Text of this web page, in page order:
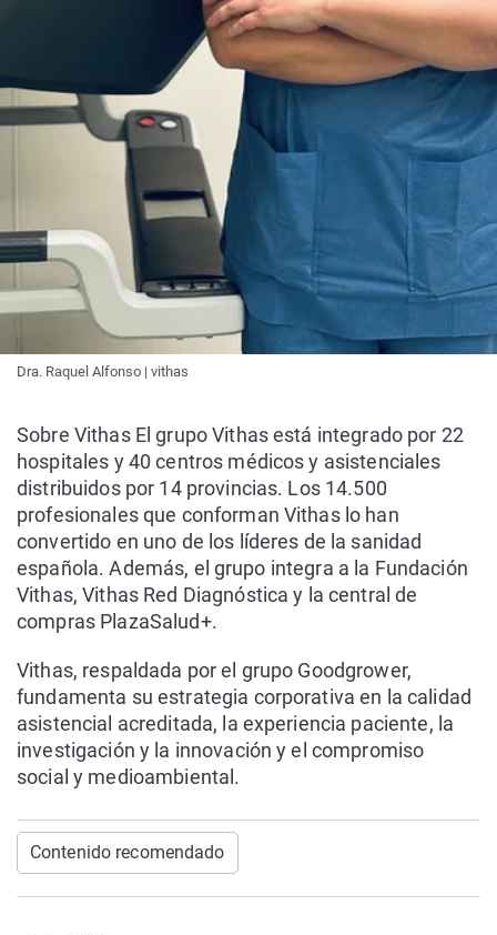
Dra. Raquel Alfonso | vithas
Sobre Vithas El grupo Vithas está integrado por 22
hospitales y 40 centros médicos y asistenciales
distribuidos por 14 provincias. Los 14.500
profesionales que conforman Vithas lo han
convertido en uno de los líderes de la sanidad
española. Además, el grupo integra a la Fundación
Vithas, Vithas Red Diagnóstica y la central de
compras PlazaSalud+.
Vithas, respaldada por el grupo Goodgrower,
fundamenta su estrategia corporativa en la calidad
asistencial acreditada, la experiencia paciente, la
investigación y la innovación y el compromiso
social y medioambiental.
Contenido recomendado